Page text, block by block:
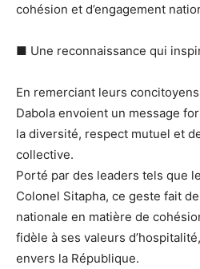
cohésion et d’engagement
■ Une reconnaissance qui
En remerciant leurs
Dabola envoient un message
la diversité, respect mutuel et
collective.
Porté par des leaders tels que
Colonel Sitapha, ce geste fait
nationale en matière de
fidèle à ses valeurs
envers la République.